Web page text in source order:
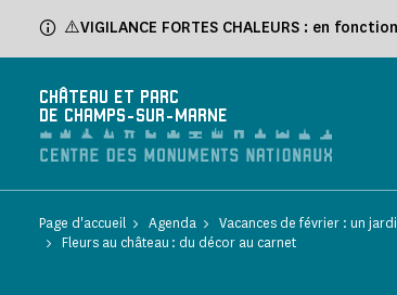
⚠️VIGILANCE FORTES CHALEURS : en
CHÂTEAU ET PARC
DE CHAMPS-SUR-MARNE
Page d'accueil Agenda
Vacances de février : un
Fleurs au château : du décor au carnet